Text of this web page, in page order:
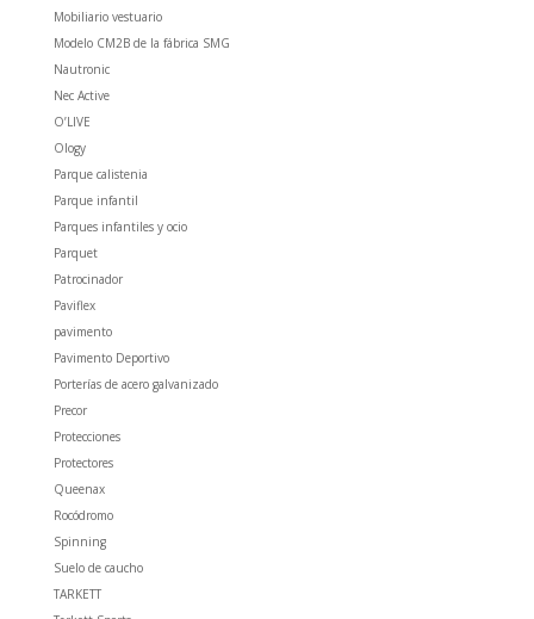
Mobiliario vestuario
Modelo CM2B de la fábrica SMG
Nautronic
Nec Active
O’LIVE
Ology
Parque calistenia
Parque infantil
Parques infantiles y ocio
Parquet
Patrocinador
Paviflex
pavimento
Pavimento Deportivo
Porterías de acero galvanizado
Precor
Protecciones
Protectores
Queenax
Rocódromo
Spinning
Suelo de caucho
TARKETT